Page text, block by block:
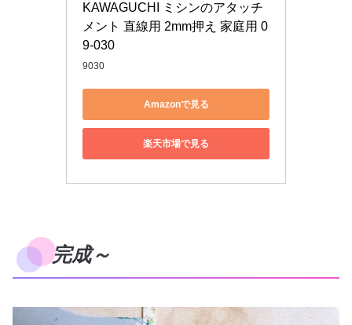
KAWAGUCHI ミシンのアタッチ
メント 直線用 2mm押え 家庭用 0
9-030
9030
Amazonで見る
楽天市場で見る
完成～